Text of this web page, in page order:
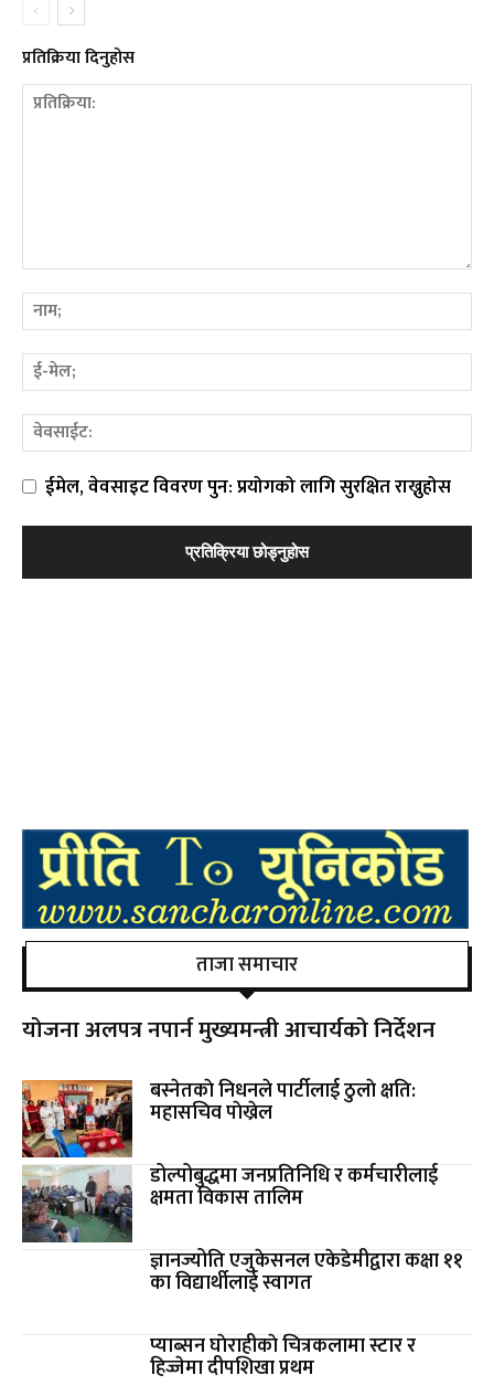
प्रतिक्रिया दिनुहोस
ईमेल, वेवसाइट विवरण पुन: प्रयोगको लागि सुरक्षित राख्नुहोस
ताजा समाचार
योजना अलपत्र नपार्न मुख्यमन्त्री आचार्यको निर्देशन
बस्नेतकाे निधनले पार्टीलाई ठुलाे क्षति:
महासचिव पाेख्रेल
डोल्पोबुद्धमा जनप्रतिनिधि र कर्मचारीलाई
क्षमता विकास तालिम
ज्ञानज्योति एजुकेसनल एकेडेमीद्वारा कक्षा ११
का विद्यार्थीलाई स्वागत
प्याब्सन घाेराहीकाे चित्रकलामा स्टार र
हिज्जेमा दीपशिखा प्रथम